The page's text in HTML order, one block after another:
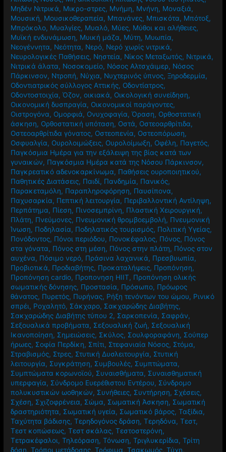
Μηδέν Νιτρικά, Μικρο-στρες, Μνήμη, Μνήνη, Μοναξιά,
Μουσική, Μουσικοθεραπεία, Μπανάνες, Μπισκότα, Μπότοξ,
Μπρόκολο, Μυαλγίες, Μυαλό, Μύες, Μύθοι και αλήθειες,
Μυϊκή ενδυνάμωση, Μυική μάζα, Μύτη, Μυωπία,
Νεογέννητα, Νεότητα, Νερό, Νερό χωρίς νιτρικά,
Νευρολογικές Παθήσεις, Νηστεία, Νίκος Μεταξωτός, Νιτρικά,
Νιτρικά άλατα, Νοσοκομείο, Νόσος Αλτσχάιμερ, Νόσος
Πάρκινσον, Ντροπή, Νύχια, Νυχτερινός ύπνος,Ξηροδερμία,
Οδοντιατρικός σύλλογος Αττικής, Οδοντίατρος,
Οδοντοστοιχία,Όζον,οικιακά, Οικολογική συνείδηση,
Οικονομική δυσπραγία, Οικονομικοί παράγοντες,
Οιστρογόνα, Ομορφιά, Ονυχοφαγία,Όραση, Ορθοστατική
άσκηση, Ορθοστατική υπόταση, Οστά, Οστεοαρθρίτιδα,
Οστεοαρθρίτιδα γόνατος, Οστεοπενία, Οστεοπόρωση,
Οσφυαλγία, Ουρολοιμώξεις, Ουρολοίμωξη, Οφέλη, Παγετός,
Παγκόσμια Ημέρα για την εξάλειψη της βίας κατά των
γυναικών, Παγκόσμια Ημέρα κατά της Νόσου Πάρκινσον,
Παγκρεατικό αδενοκαρκίνωμα, Παθήσεις ουροποιητικού,
Παθητικές Διατάσεις, Παιδί, Πανδημία, Πανικός,
Παρακεταμόλη, Παραπληροφόρηση, Παυσίπονα,
Παχυσαρκία, Πεπτική λειτουργία, Περιβαλλοντική Αντίληψη,
Περπάτημα, Πίεση, Πινοσεμπρίνη, Πλαστική Χειρουργική,
Πλάτη, Πνεύμονες, Πνευμονική θρομβοεμβολή, Πνευμονική
Ίνωση, Ποδηλασία, Ποδηλατικός τουρισμός, Πολιτική Υγείας,
Πονόδοντος, Πόνοι περιόδου, Πονοκέφαλος, Πόνος, Πόνος
στα γόνατα, Πόνος στη μέση, Πόνος στην πλάτη, Πόνος στον
αυχένα, Πόσιμο νερό, Πράσινα λαχανικά, Πρεσβυωπία,
Προβιοτικά, Προδιαβήτης, Προκαταλήψεις, Προπόνηση,
Προπόνηση cardio, Προπονηση HIIT, Προπόνηση ολικής
σωματικής δόνησης, Προστασία, Πρόσωπο, Πρόωρος
θάνατος, Πυρετός, Πυρήνας, Ρήξη τενόντων του ώμου, Ρινικό
σπρέι, Ροχαλητό, Σάκχαρο, Σακχαρώδης Διαβήτης,
Σακχαρώδης Διαβήτης τύπου 2, Σαρκοπενία, Σαφράν,
Σεξουαλικά προβήματα, Σεξουαλική ζωή, Σεξουαλική
Ικανοποίηση, Σημειώσεις, Σκύλος, Σουλφοραφάνη, Σούπερ
ήρωες, Σοφία Περδίκη, Σπίτι, Στεφανιαία Νόσος, Στόμα,
Στραβισμός, Στρες, Στυτική Δυσλειτουργία, Στυτική
λειτουργία, Συγκράτηση, Συμβουλές, Συμπτώματα,
Συμπτώματα κορωνοϊού, Συναισθήματα, Συναισθηματική
υπερφαγία, Σύνδρομο Ευερέθιστου Εντέρου, Σύνδρομο
πολυκυστικών ωοθηκών, Συνήθειες, Συντήρηση, Σχέσεις,
Σχέση, Σχιζοφρένεια, Σώμα, Σωματική Άσκηση, Σωματική
δραστηριότητα, Σωματική υγεία, Σωματικό βάρος,Ταξίδια,
Ταχύτητα βάδισης,Τερηδογόνος δράση,Τερηδόνα,Τεστ,
Τεστ κοπώσεως,Τεστ σκάλας,Τεστοστερόνη,
Τετρακέφαλοι,Τηλεόραση,Τόνωση,Τριγλυκερίδια,Τρίτη
δόση,Τρόποι μετάδοσης,Τρόφιμα,Τσακωμός,Τύχη,